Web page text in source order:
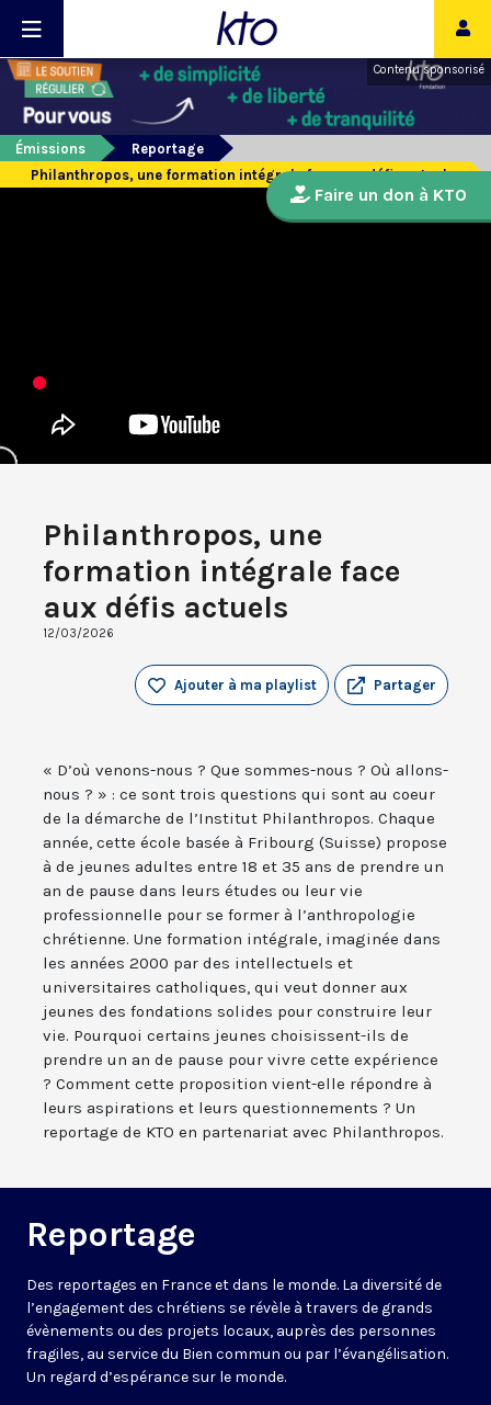
Contenu sponsorisé
Émissions
Reportage
Philanthropos, une formation intégrale face aux défis actuels
Philanthropos, une
formation intégrale face
aux défis actuels
12/03/2026
Partager
Ajouter à ma playlist
« D’où venons-nous ? Que sommes-nous ? Où allons-
nous ? » : ce sont trois questions qui sont au coeur
de la démarche de l’Institut Philanthropos. Chaque
année, cette école basée à Fribourg (Suisse) propose
à de jeunes adultes entre 18 et 35 ans de prendre un
an de pause dans leurs études ou leur vie
professionnelle pour se former à l’anthropologie
chrétienne. Une formation intégrale, imaginée dans
les années 2000 par des intellectuels et
universitaires catholiques, qui veut donner aux
jeunes des fondations solides pour construire leur
vie. Pourquoi certains jeunes choisissent-ils de
prendre un an de pause pour vivre cette expérience
? Comment cette proposition vient-elle répondre à
leurs aspirations et leurs questionnements ? Un
reportage de KTO en partenariat avec Philanthropos.
Reportage
Des reportages en France et dans le monde. La diversité de
l’engagement des chrétiens se révèle à travers de grands
évènements ou des projets locaux, auprès des personnes
fragiles, au service du Bien commun ou par l’évangélisation.
Un regard d’espérance sur le monde.
Faire un don à KTO